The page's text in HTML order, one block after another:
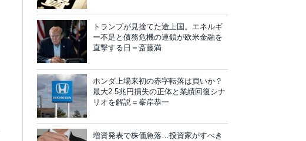
トランプが見捨てた途上国。エネルギ
ー不足と債務危機の連鎖が欧米金融を
直撃する日＝斎藤満
ホンダ上場来初の赤字転落は買いか？
最大2.5兆円損失の正体と業績回復シナ
リオを解説＝峯岸恭一
増資発表で株価急落…投資家がすべき